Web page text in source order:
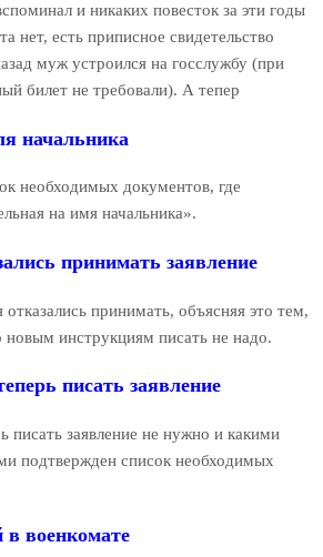
и никаких повесток за эти годы
нет, есть приписное свидетельство
муж устроился на госслужбу (при
билет не требовали). А тепер
начальника
необходимых документов, где
на имя начальника».
принимать заявление
принимать, объясняя это тем,
новым инструкциям писать не надо.
писать заявление
писать заявление не нужно и какими
подтвержден список необходимых
в военкомате